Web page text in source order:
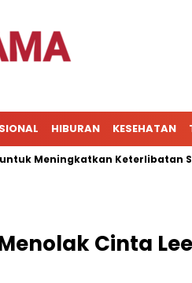
HIBURAN KESEHATAN
Keterlibatan Siswa
Cinta